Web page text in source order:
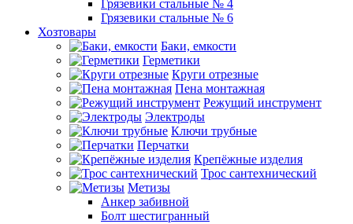
Грязевики стальные № 4
Грязевики стальные № 6
Хозтовары
Баки, емкости
Герметики
Круги отрезные
Пена монтажная
Режущий инструмент
Электроды
Ключи трубные
Перчатки
Крепёжные изделия
Трос сантехнический
Метизы
Анкер забивной
Болт шестигранный